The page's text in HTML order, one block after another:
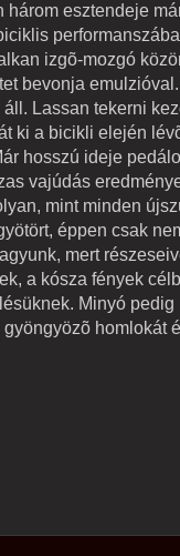
esztendeje
izgõ-mozgó
bevonja
Lassan tekerni
ki a bicikli elején
hosszú ideje
vajúdás
mint minden
éppen csak
mert
a kósza fények
Minyó
homlokát